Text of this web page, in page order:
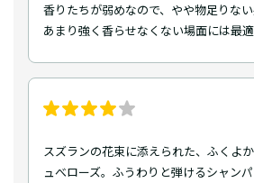
香りたちが弱めなので、やや物足りない
あまり強く香らせなくない場面には最適
スズランの花束に添えられた、ふくよ
ュべローズ。ふうわりと弾けるシャン